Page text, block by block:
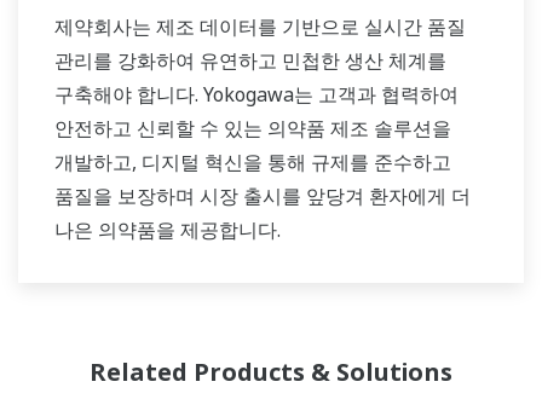
제약회사는 제조 데이터를 기반으로 실시간 품질
관리를 강화하여 유연하고 민첩한 생산 체계를
구축해야 합니다. Yokogawa는 고객과 협력하여
안전하고 신뢰할 수 있는 의약품 제조 솔루션을
개발하고, 디지털 혁신을 통해 규제를 준수하고
품질을 보장하며 시장 출시를 앞당겨 환자에게 더
나은 의약품을 제공합니다.
Related Products & Solutions